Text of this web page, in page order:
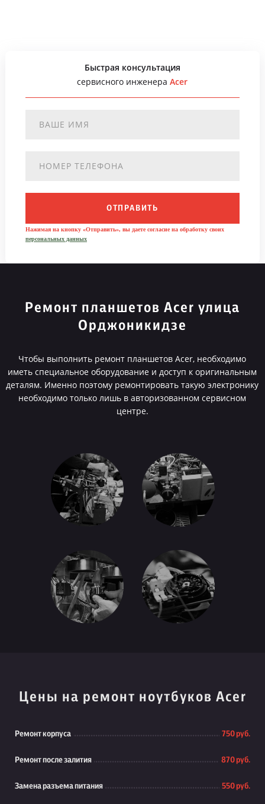
Быстрая консультация
сервисного инженераAcer
ОТПРАВИТЬ
Нажимая на кнопку «Отправить», вы даете согласие на обработку своих
персональных данных
Ремонт планшетов Acer улица
Орджоникидзе
Чтобы выполнить ремонт планшетов Acer, необходимо
иметь специальное оборудование и доступ к оригинальным
деталям. Именно поэтому ремонтировать такую электронику
необходимо только лишь в авторизованном сервисном
центре.
Цены на ремонт ноутбуков Acer
Ремонт корпуса 750 руб.
Ремонт после залития 870 руб.
Замена разъема питания 550 руб.